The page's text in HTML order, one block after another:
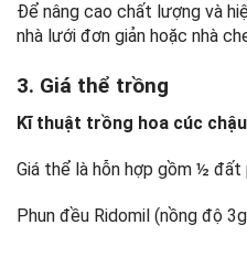
Để nâng cao chất lượng và
nhà lưới đơn giản hoặc nhà
3. Giá thể trồng
Kĩ thuật trồng hoa cúc chậu
Giá thể là hỗn hợp gồm ½
Phun đều Ridomil (nồng độ